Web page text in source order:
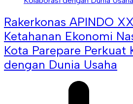
Rakerkonas APINDO
Ketahanan Ekonomi
Kota Parepare Perkuat
dengan Dunia Usaha